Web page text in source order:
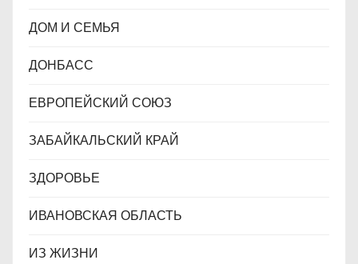
ДОМ И СЕМЬЯ
ДОНБАСС
ЕВРОПЕЙСКИЙ СОЮЗ
ЗАБАЙКАЛЬСКИЙ КРАЙ
ЗДОРОВЬЕ
ИВАНОВСКАЯ ОБЛАСТЬ
ИЗ ЖИЗНИ